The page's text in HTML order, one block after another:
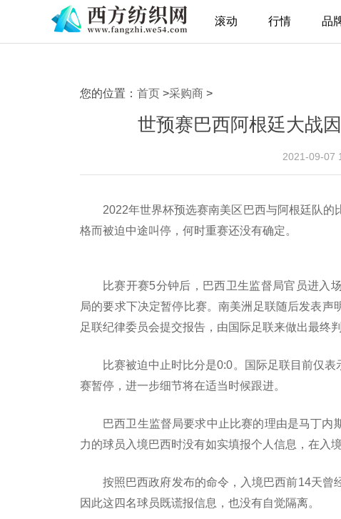
滚动 行情 品
您的位置： 首页 >采购商 >
世预赛巴西阿根廷大战
2021-09-
2022年世界杯预选赛南美区巴西与阿根廷队
格而被迫中途叫停，何时重赛还没有确定。
比赛开赛5分钟后，巴西卫生监督局官员进入
局的要求下决定暂停比赛。南美洲足联随后发表
足联纪律委员会提交报告，由国际足联来做出最终判
比赛被迫中止时比分是0:0。国际足联目前仅
赛暂停，进一步细节将在适当时候跟进。
巴西卫生监督局要求中止比赛的理由是马丁
力的球员入境巴西时没有如实填报个人信息，在入
按照巴西政府发布的命令，入境巴西前14天曾
因此这四名球员既谎报信息，也没有自觉隔离。